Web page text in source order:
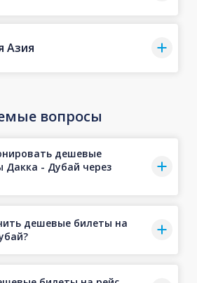
Азия
вопросы
дешевые
Дакка - Дубай через
дешевые билеты на